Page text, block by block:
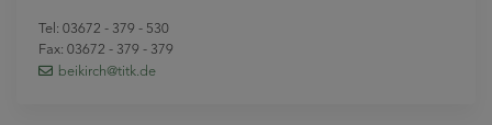
Tel: 03672 - 379 - 530
Fax: 03672 - 379 - 379
beikirch@titk.de